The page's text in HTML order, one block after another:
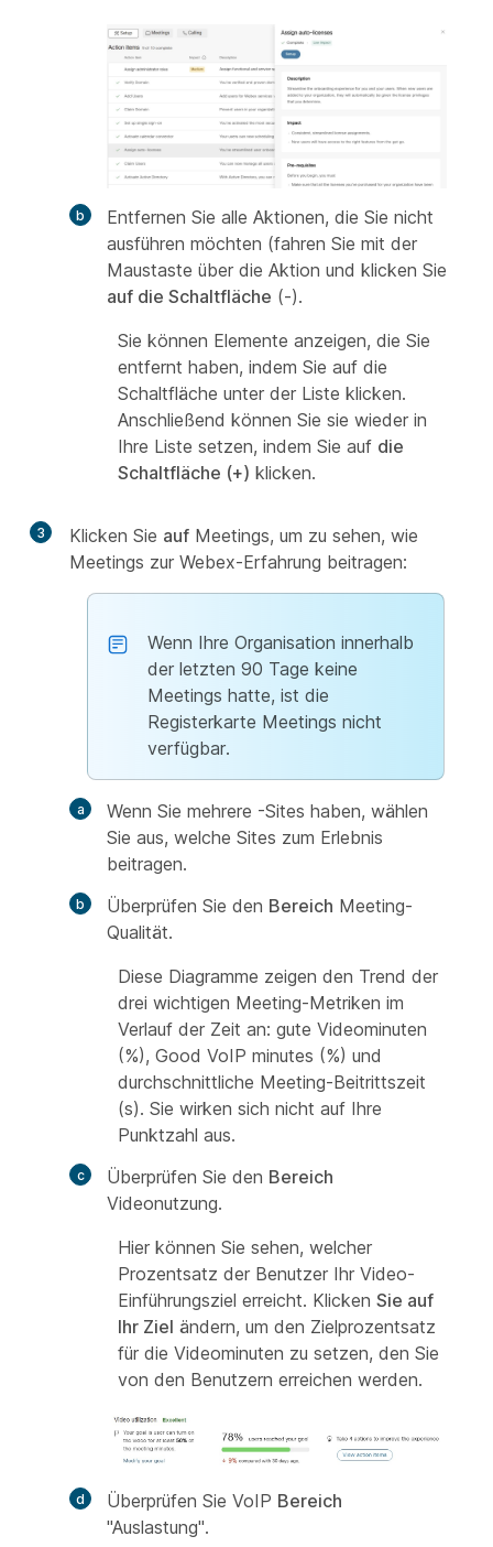
Entfernen Sie alle Aktionen, die Sie nicht
ausführen möchten (fahren Sie mit der
Maustaste über die Aktion und klicken Sie
auf die Schaltfläche (-).
Sie können Elemente anzeigen, die Sie
entfernt haben, indem Sie auf die
Schaltfläche unter der Liste klicken.
Anschließend können Sie sie wieder in
Ihre Liste setzen, indem Sie auf die
Schaltfläche (+) klicken.
3 Klicken Sie auf Meetings, um zu sehen, wie
Meetings zur Webex-Erfahrung beitragen:
Wenn Ihre Organisation innerhalb
der letzten 90 Tage keine
Meetings hatte, ist die
Registerkarte Meetings nicht
verfügbar.
Wenn Sie mehrere -Sites haben, wählen
Sie aus, welche Sites zum Erlebnis
beitragen.
Überprüfen Sie den Bereich Meeting-
Qualität.
Diese Diagramme zeigen den Trend der
drei wichtigen Meeting-Metriken im
Verlauf der Zeit an: gute Videominuten
(%), Good VoIP minutes (%) und
durchschnittliche Meeting-Beitrittszeit
(s). Sie wirken sich nicht auf Ihre
Punktzahl aus.
Überprüfen Sie den Bereich
Videonutzung.
Hier können Sie sehen, welcher
Prozentsatz der Benutzer Ihr Video-
Einführungsziel erreicht. Klicken Sie auf
Ihr Ziel ändern, um den Zielprozentsatz
für die Videominuten zu setzen, den Sie
von den Benutzern erreichen werden.
Überprüfen Sie VoIP Bereich
"Auslastung".